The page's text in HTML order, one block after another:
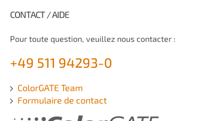
CONTACT / AIDE
Pour toute question, veuillez nous contacter :
+49 511 94293-0
ColorGATE Team
Formulaire de contact